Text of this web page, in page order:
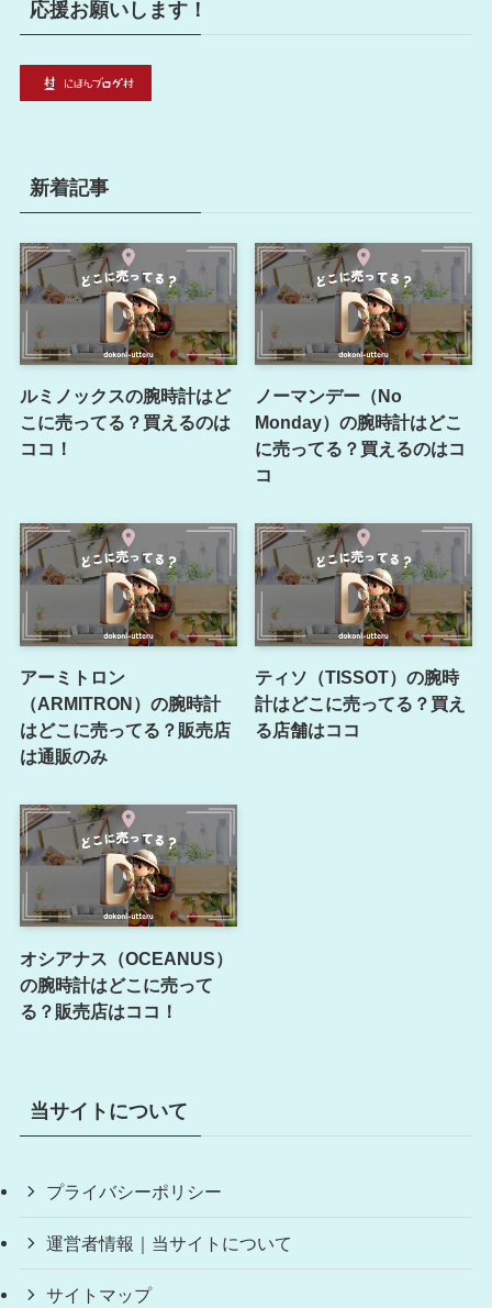
応援お願いします！
新着記事
ルミノックスの腕時計はど
こに売ってる？買えるのは
ココ！
ノーマンデー（No
Monday）の腕時計はどこ
に売ってる？買えるのはコ
コ
アーミトロン
（ARMITRON）の腕時計
はどこに売ってる？販売店
は通販のみ
ティソ（TISSOT）の腕時
計はどこに売ってる？買え
る店舗はココ
オシアナス（OCEANUS）
の腕時計はどこに売って
る？販売店はココ！
当サイトについて
プライバシーポリシー
運営者情報｜当サイトについて
サイトマップ